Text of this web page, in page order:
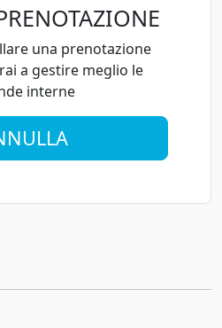
una prenotazione
a gestire meglio le
interne